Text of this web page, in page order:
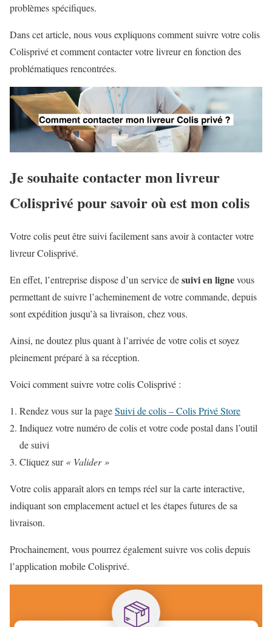
problèmes spécifiques.
Dans cet article, nous vous expliquons comment suivre votre colis
Colisprivé et comment contacter votre livreur en fonction des
problématiques rencontrées.
Je souhaite contacter mon livreur
Colisprivé pour savoir où est mon colis
Votre colis peut être suivi facilement sans avoir à contacter votre
livreur Colisprivé.
En effet, l’entreprise dispose d’un service desuivi en lignevous
permettant de suivre l’acheminement de votre commande, depuis
sont expédition jusqu’à sa livraison, chez vous.
Ainsi, ne doutez plus quant à l’arrivée de votre colis et soyez
pleinement préparé à sa réception.
Voici comment suivre votre colis Colisprivé :
Rendez vous sur la pageSuivi de colis – Colis Privé Store
Indiquez votre numéro de colis et votre code postal dans l’outil
de suivi
Cliquez sur« Valider »
Votre colis apparaît alors en temps réel sur la carte interactive,
indiquant son emplacement actuel et les étapes futures de sa
livraison.
Prochainement, vous pourrez également suivre vos colis depuis
l’application mobile Colisprivé.